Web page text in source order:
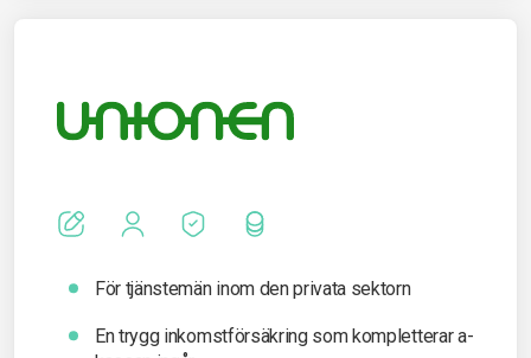
För tjänstemän inom den privata sektorn
En trygg inkomst­försäkring som kompletterar a-